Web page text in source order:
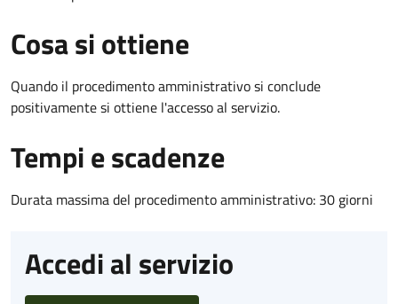
Cosa si ottiene
Quando il procedimento amministrativo si conclude
positivamente si ottiene l'accesso al servizio.
Tempi e scadenze
Durata massima del procedimento amministrativo: 30 giorni
Accedi al servizio